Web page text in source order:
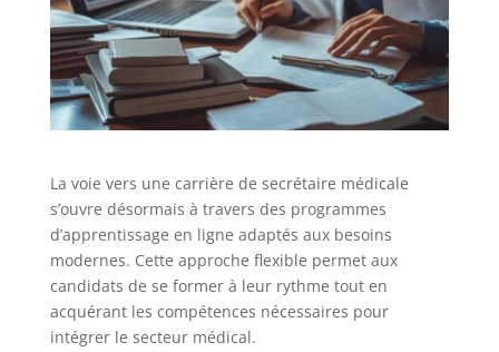
La voie vers une carrière de secrétaire médicale
s’ouvre désormais à travers des programmes
d’apprentissage en ligne adaptés aux besoins
modernes. Cette approche flexible permet aux
candidats de se former à leur rythme tout en
acquérant les compétences nécessaires pour
intégrer le secteur médical.